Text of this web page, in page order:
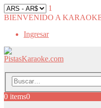
1
BIENVENIDO A
Ingresar
0 items0